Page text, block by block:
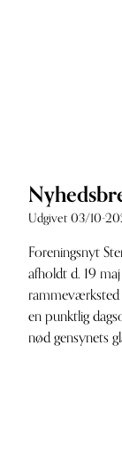
Udgivet 03/10-
Foreningsnyt
afholdt d. 19
rammeværksted
en punktlig
nød gensynets